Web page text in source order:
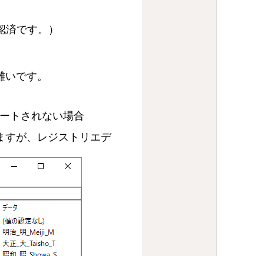
です。）
です。
トされない場合
すが、レジストリエデ